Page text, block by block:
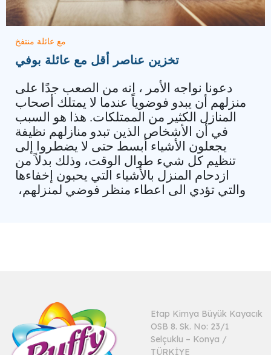
مع عائلة منتفخ
تخزين عناصر أقل مع عائلة بوفي
دعونا نواجه الأمر ، انه من الصعب جدًا على
منزلهم أن يبدو فوضوياً عندما لا يمتلك أصحاب
المنازل الكثير من الممتلكات. هذا هو السبب
في أن الأشخاص الذين تبدو منازلهم نظيفة
يجعلون الأشياء أبسط حتى لا يضطروا إلى
تنظيم كل شيء طوال الوقت، وذلك بدلاً من
ازدحام المنزل بالأشياء التي يحبون إخفاءها
والتي تؤدي الى اعطاء منظر فوضي لمنزلهم،
Etap Kimya Büyük Kayacık
OSB 8. Sk. No: 23/1
Selçuklu – Konya /
TÜRKİYE